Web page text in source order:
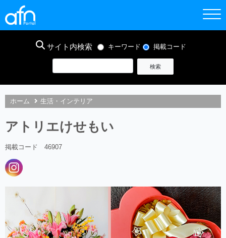
サイト内検索 キーワード 掲載コード
ホーム 生活・インテリア
アトリエけせもい
掲載コード 46907